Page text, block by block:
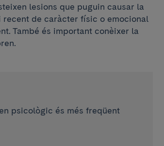
lesions que puguin causar la
de caràcter físic o emocional
També és important conèixer la
psicològic és més freqüent